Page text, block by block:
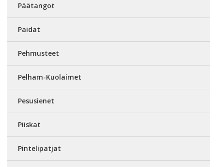
Päätangot
Paidat
Pehmusteet
Pelham-Kuolaimet
Pesusienet
Piiskat
Pintelipatjat